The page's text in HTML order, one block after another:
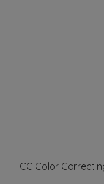
CC Color